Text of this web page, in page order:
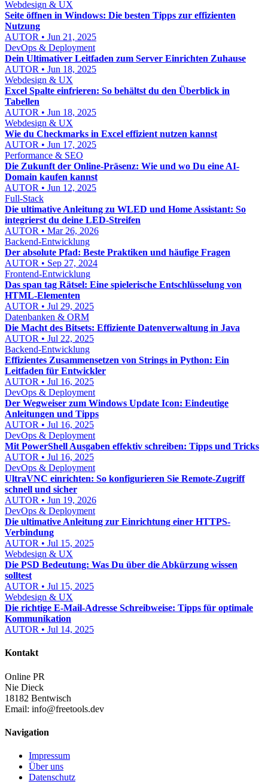
Webdesign & UX
Seite öffnen in Windows: Die besten Tipps zur effizienten
Nutzung
AUTOR • Jun 21, 2025
DevOps & Deployment
Dein Ultimativer Leitfaden zum Server Einrichten Zuhause
AUTOR • Jun 18, 2025
Webdesign & UX
Excel Spalte einfrieren: So behältst du den Überblick in
Tabellen
AUTOR • Jun 18, 2025
Webdesign & UX
Wie du Checkmarks in Excel effizient nutzen kannst
AUTOR • Jun 17, 2025
Performance & SEO
Die Zukunft der Online-Präsenz: Wie und wo Du eine AI-
Domain kaufen kannst
AUTOR • Jun 12, 2025
Full-Stack
Die ultimative Anleitung zu WLED und Home Assistant: So
integrierst du deine LED-Streifen
AUTOR • Mar 26, 2026
Backend-Entwicklung
Der absolute Pfad: Beste Praktiken und häufige Fragen
AUTOR • Sep 27, 2024
Frontend-Entwicklung
Das span tag Rätsel: Eine spielerische Entschlüsselung von
HTML-Elementen
AUTOR • Jul 29, 2025
Datenbanken & ORM
Die Macht des Bitsets: Effiziente Datenverwaltung in Java
AUTOR • Jul 22, 2025
Backend-Entwicklung
Effizientes Zusammensetzen von Strings in Python: Ein
Leitfaden für Entwickler
AUTOR • Jul 16, 2025
DevOps & Deployment
Der Wegweiser zum Windows Update Icon: Eindeutige
Anleitungen und Tipps
AUTOR • Jul 16, 2025
DevOps & Deployment
Mit PowerShell Ausgaben effektiv schreiben: Tipps und Tricks
AUTOR • Jul 16, 2025
DevOps & Deployment
UltraVNC einrichten: So konfigurieren Sie Remote-Zugriff
schnell und sicher
AUTOR • Jun 19, 2026
DevOps & Deployment
Die ultimative Anleitung zur Einrichtung einer HTTPS-
Verbindung
AUTOR • Jul 15, 2025
Webdesign & UX
Die PSD Bedeutung: Was Du über die Abkürzung wissen
solltest
AUTOR • Jul 15, 2025
Webdesign & UX
Die richtige E-Mail-Adresse Schreibweise: Tipps für optimale
Kommunikation
AUTOR • Jul 14, 2025
Kontakt
Online PR
Nie Dieck
18182 Bentwisch
Email: info@freetools.dev
Navigation
Impressum
Über uns
Datenschutz